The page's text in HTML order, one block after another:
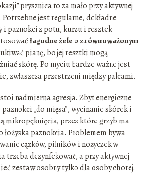
prysznica to za mało przy aktywnej
jest regularne, dokładne
i paznokci z potu, kurzu i resztek
łagodne żele o zrównoważonym
pianę, bo jej resztki mogą
skórę. Po myciu bardzo ważne jest
zwłaszcza przestrzeni między palcami.
nadmierna agresja. Zbyt energiczne
„do mięsa”, wycinanie skórek i
mikropęknięcia, przez które grzyb ma
łożyska paznokcia. Problemem bywa
cążków, pilników i nożyczek w
trzeba dezynfekować, a przy aktywnej
zestaw osobny tylko dla osoby chorej.